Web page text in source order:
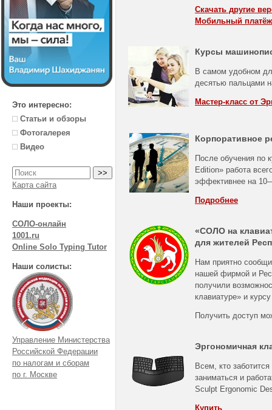
Это интересно:
Статьи и обзоры
Фотогалерея
Видео
Карта сайта
Наши проекты:
СОЛО-онлайн
1001.ru
Online Solo Typing Tutor
Наши солисты:
Управление Министерства
Российской Федерации
по налогам и сборам
по г. Москве
Скачать другие
Мобильный платёж
Курсы
В самом удобном
десятью пальцами
Мастер-класс от
Корпоративное
После обучения по
Edition» работа
эффективнее на
Подробнее
«СОЛО на
для жителей
Нам приятно
нашей фирмой и
получили
клавиатуре» и
Получить доступ
Эргономичная
Всем, кто
заниматься и
Sculpt Ergonomic
Купить